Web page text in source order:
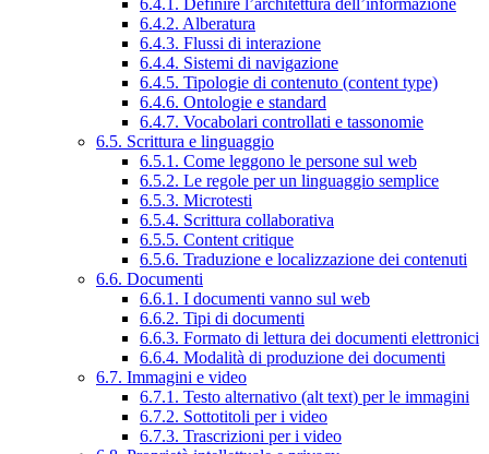
6.4.2. Alberatura
6.4.3. Flussi di interazione
6.4.4. Sistemi di navigazione
6.4.5. Tipologie di contenuto (content type)
6.4.6. Ontologie e standard
6.4.7. Vocabolari controllati e tassonomie
6.5. Scrittura e linguaggio
6.5.1. Come leggono le persone sul web
6.5.2. Le regole per un linguaggio semplice
6.5.3. Microtesti
6.5.4. Scrittura collaborativa
6.5.5. Content critique
6.5.6. Traduzione e localizzazione dei contenuti
6.6. Documenti
6.6.1. I documenti vanno sul web
6.6.2. Tipi di documenti
6.6.3. Formato di lettura dei documenti elettronici
6.6.4. Modalità di produzione dei documenti
6.7. Immagini e video
6.7.1. Testo alternativo (alt text) per le immagini
6.7.2. Sottotitoli per i video
6.7.3. Trascrizioni per i video